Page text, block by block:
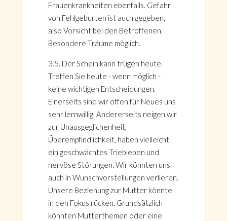
Frauenkrankheiten ebenfalls. Gefahr
von Fehlgeburten ist auch gegeben,
also Vorsicht bei den Betroffenen.
Besondere Träume möglich.
3.5. Der Schein kann trügen heute.
Treffen Sie heute - wenn möglich -
keine wichtigen Entscheidungen.
Einerseits sind wir offen für Neues uns
sehr lernwillig, Andererseits neigen wir
zur Unausgeglichenheit,
Überempfindlichkeit, haben vielleicht
ein geschwächtes Triebleben und
nervöse Störungen. Wir könnten uns
auch in Wunschvorstellungen verlieren.
Unsere Beziehung zur Mutter könnte
in den Fokus rücken. Grundsätzlich
könnten Mutterthemen oder eine